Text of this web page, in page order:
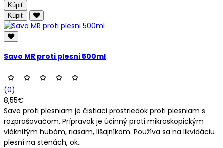
Kúpiť
Kúpiť
Savo MR proti plesni 500ml
(0)
8,55€
Savo proti plesniam je čistiaci prostriedok proti plesniam s
rozprašovačom. Prípravok je účinný proti mikroskopickým
vláknitým hubám, riasam, lišajníkom. Používa sa na likvidáciu
plesní na stenách, ok..